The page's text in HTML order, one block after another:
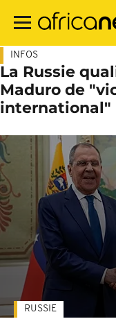
contenu
INFOS
La Russie
Maduro de
international"
RUSSIE